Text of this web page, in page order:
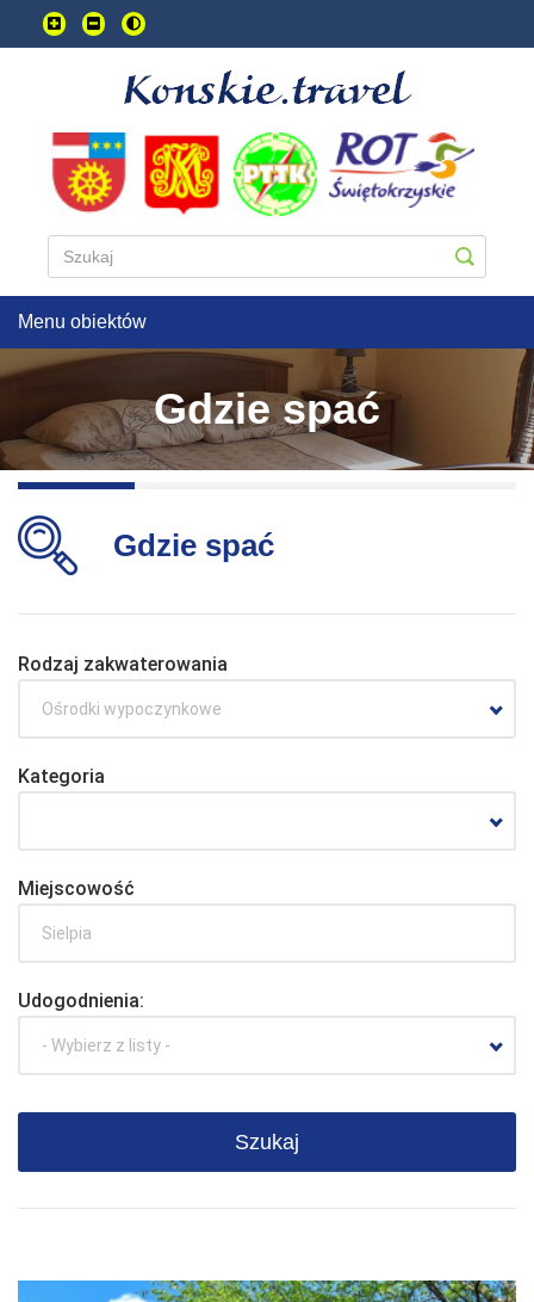
Przejdź
do
głownej
Menu obiektów
Gdzie spać
Gdzie spać
Rodzaj zakwaterowania
Ośrodki wypoczynkowe
Kategoria
Miejscowość
Udogodnienia:
- Wybierz z listy -